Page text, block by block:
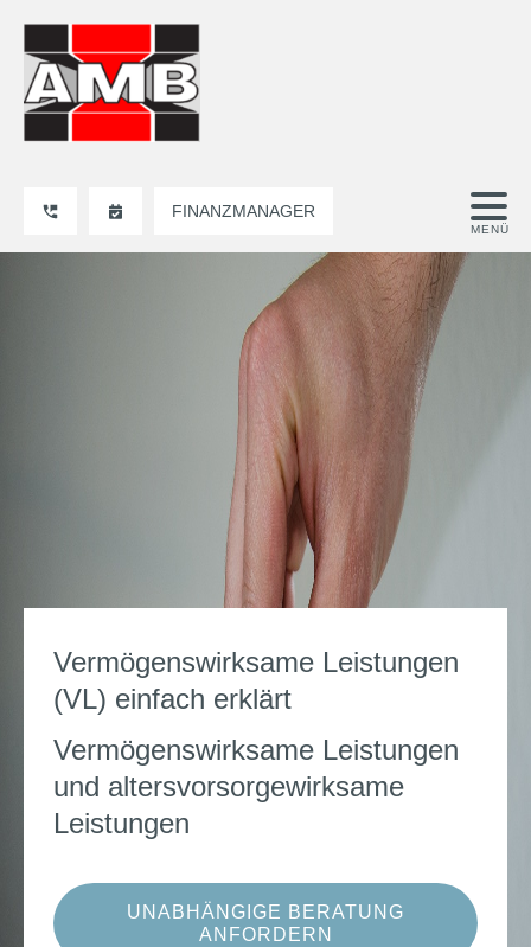
FINANZMANAGER
Vermögenswirksame Leistungen
(VL) einfach erklärt
Vermögenswirksame Leistungen
und altersvorsorgewirksame
Leistungen
UNABHÄNGIGE BERATUNG
ANFORDERN